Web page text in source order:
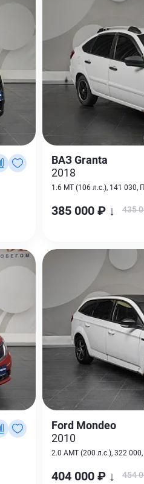
ВАЗ Granta
2018
1.6 MT (106 л.с.), 141 030,
385 000 ₽ ↓ 435
Ford Mondeo
2010
2.0 AMT (200 л.с.), 322
404 000 ₽ ↓ 454